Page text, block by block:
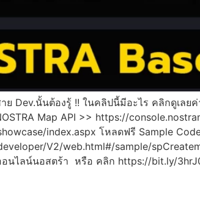
าย Dev.นั้นต้องรู้ !! ในคลิปนี้มีอะไร คลิกดูเล
Map API >> https://
index.aspx โหลดฟรี Sample
V2/web.html#/sample/
นไลน์นอสตร้า หรือ คลิก https://bit.ly/